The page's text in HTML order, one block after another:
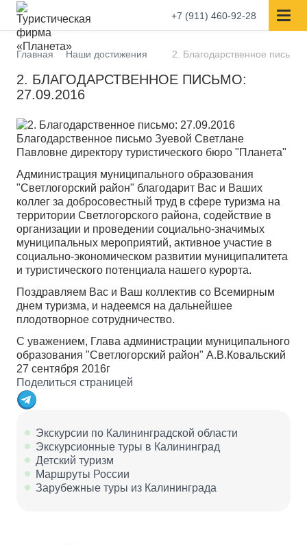
+7 (911) 460-92-28
Главная Наши достижения 2. Благодарственное
2. БЛАГОДАРСТВЕННОЕ ПИСЬМО:
27.09.2016
Благодарственное письмо Зуевой Светлане
Павловне директору туристического бюро "Планета"
Администрация муниципального образования
"Светлогорский район" благодарит Вас и Ваших
коллег за добросовестный труд в сфере туризма на
территории Светлогорского района, содействие в
организации и проведении социально-значимых
муниципальных мероприятий, активное участие в
социально-экономическом развитии муниципалитета
и туристического потенциала нашего курорта.
Поздравляем Вас и Ваш коллектив со Всемирным
днем туризма, и надеемся на дальнейшее
плодотворное сотрудничество.
С уважением, Глава администрации муниципального
образования "Светлогорский район" А.В.Ковальский
27 сентября 2016г
Экскурсии по Калининградской области
Экскурсионные туры в Калининград
Детский туризм
Маршруты России
Зарубежные туры из Калининграда
Поделиться страницей